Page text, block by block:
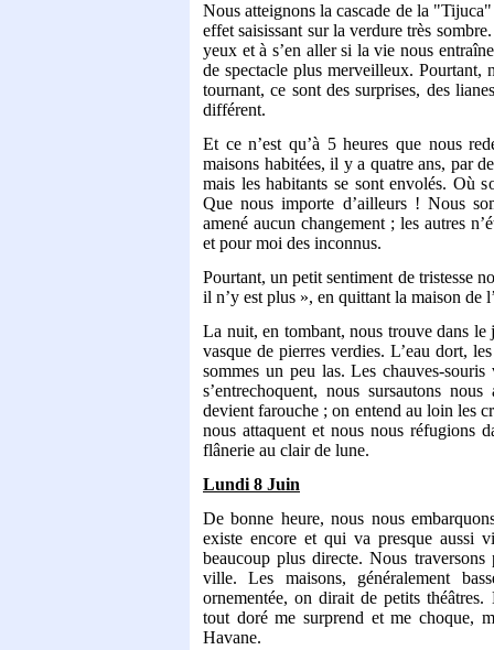
Nous atteignons la cascade de la
effet saisissant sur la verdure très
yeux et à s’en aller si la vie nous
de spectacle plus merveilleux. Pourtant,
tournant, ce sont des surprises, des
différent.
Et ce n’est qu’à 5 heures que nous
maisons habitées, il y a quatre ans, par
mais les habitants se sont envolés. Où
Que nous importe d’ailleurs ! Nous
amené aucun changement ; les autres
et pour moi des inconnus.
Pourtant, un petit sentiment de tristesse
il n’y est plus », en quittant la maison de
La nuit, en tombant, nous trouve dans le
vasque de pierres verdies. L’eau dort,
sommes un peu las. Les chauves-
s’entrechoquent, nous sursautons
devient farouche ; on entend au loin les
nous attaquent et nous nous réfugions
flânerie au clair de lune.
Lundi 8 Juin
De bonne heure, nous nous
existe encore et qui va presque aussi
beaucoup plus directe. Nous
ville. Les maisons, généralement
ornementée, on dirait de petits
tout doré me surprend et me choque,
Havane.